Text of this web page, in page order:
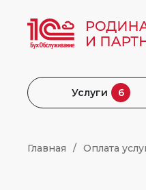
Услуги 6
Главная Оплата